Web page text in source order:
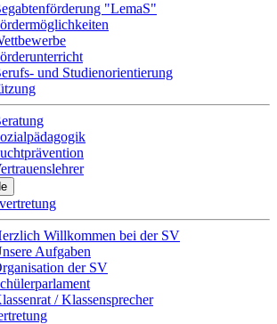
"LemaS"
und Studienorientierung
Willkommen bei der SV
Aufgaben
der SV
/ Klassensprecher